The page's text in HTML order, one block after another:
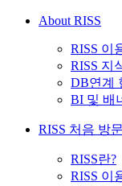
About RISS
RISS 이
RISS 지
DB연계
BI 및 배
RISS 처음 방
RISS란?
RISS 이